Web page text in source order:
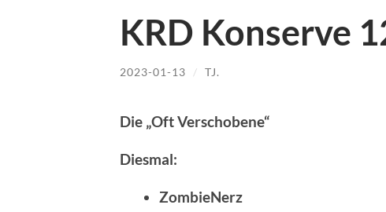
KRD Konserve
2023-01-13 / TJ.
Die „Oft Verschobene“
Diesmal:
ZombieNerz